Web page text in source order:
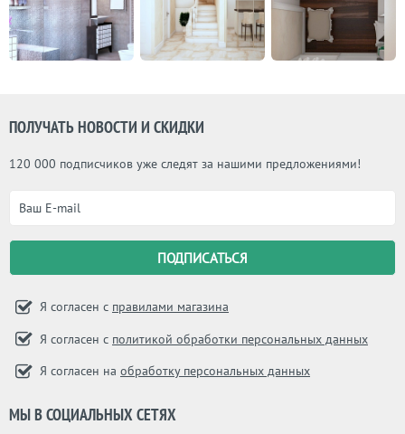
ПОЛУЧАТЬ НОВОСТИ И СКИДКИ
120 000 подписчиков уже следят за нашими предложениями!
Я согласен с правилами магазина
Я согласен с политикой обработки персональных данных
Я согласен на обработку персональных данных
МЫ В СОЦИАЛЬНЫХ СЕТЯХ